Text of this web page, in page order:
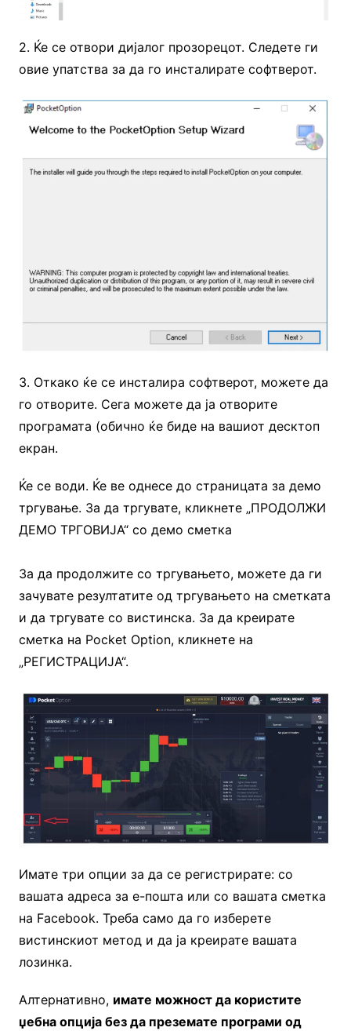
2. Ќе се отвори дијалог прозорецот. Следете ги
овие упатства за да го инсталирате софтверот.
3. Откако ќе се инсталира софтверот, можете да
го отворите. Сега можете да ја отворите
програмата (обично ќе биде на вашиот десктоп
екран.
Ќе се води. Ќе ве однесе до страницата за демо
тргување. За да тргувате, кликнете „ПРОДОЛЖИ
ДЕМО ТРГОВИЈА“ со демо сметка
За да продолжите со тргувањето, можете да ги
зачувате резултатите од тргувањето на сметката
и да тргувате со вистинска. За да креирате
сметка на Pocket Option, кликнете на
„РЕГИСТРАЦИЈА“.
Имате три опции за да се регистрирате: со
вашата адреса за е-пошта или со вашата сметка
на Facebook. Треба само да го изберете
вистинскиот метод и да ја креирате вашата
лозинка.
Алтернативно, имате можност да користите
џебна опција без да преземате програми од